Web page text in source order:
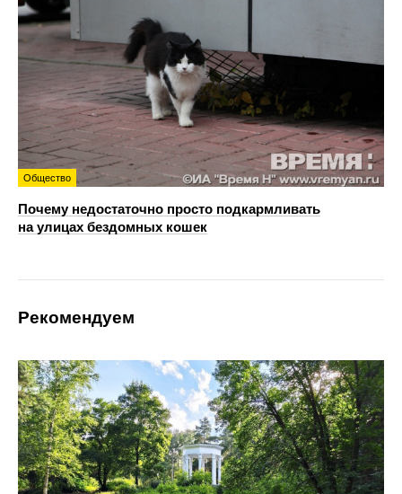
Общество
Почему недостаточно просто подкармливать
на улицах бездомных кошек
Рекомендуем